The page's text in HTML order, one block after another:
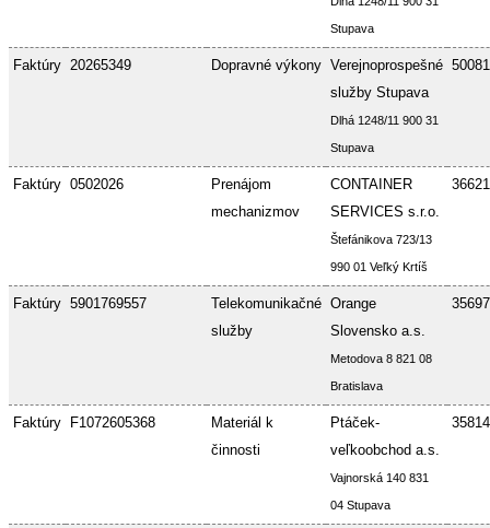
Stupava
Faktúry 20265349 Dopravné výkony Verejnoprospešné
služby Stupava
Dlhá 1248/11 900 31
Stupava
Faktúry 0502026
Prenájom
mechanizmov
CONTAINER
SERVICES s.r.o.
Štefánikova 723/13
990 01 Veľký Krtíš
Faktúry 5901769557
Telekomunikačné
služby
Orange
Slovensko a.s.
Metodova 8 821 08
Bratislava
Faktúry F1072605368
Materiál k
činnosti
Ptáček-
veľkoobchod a.s.
Vajnorská 140 831
04 Stupava